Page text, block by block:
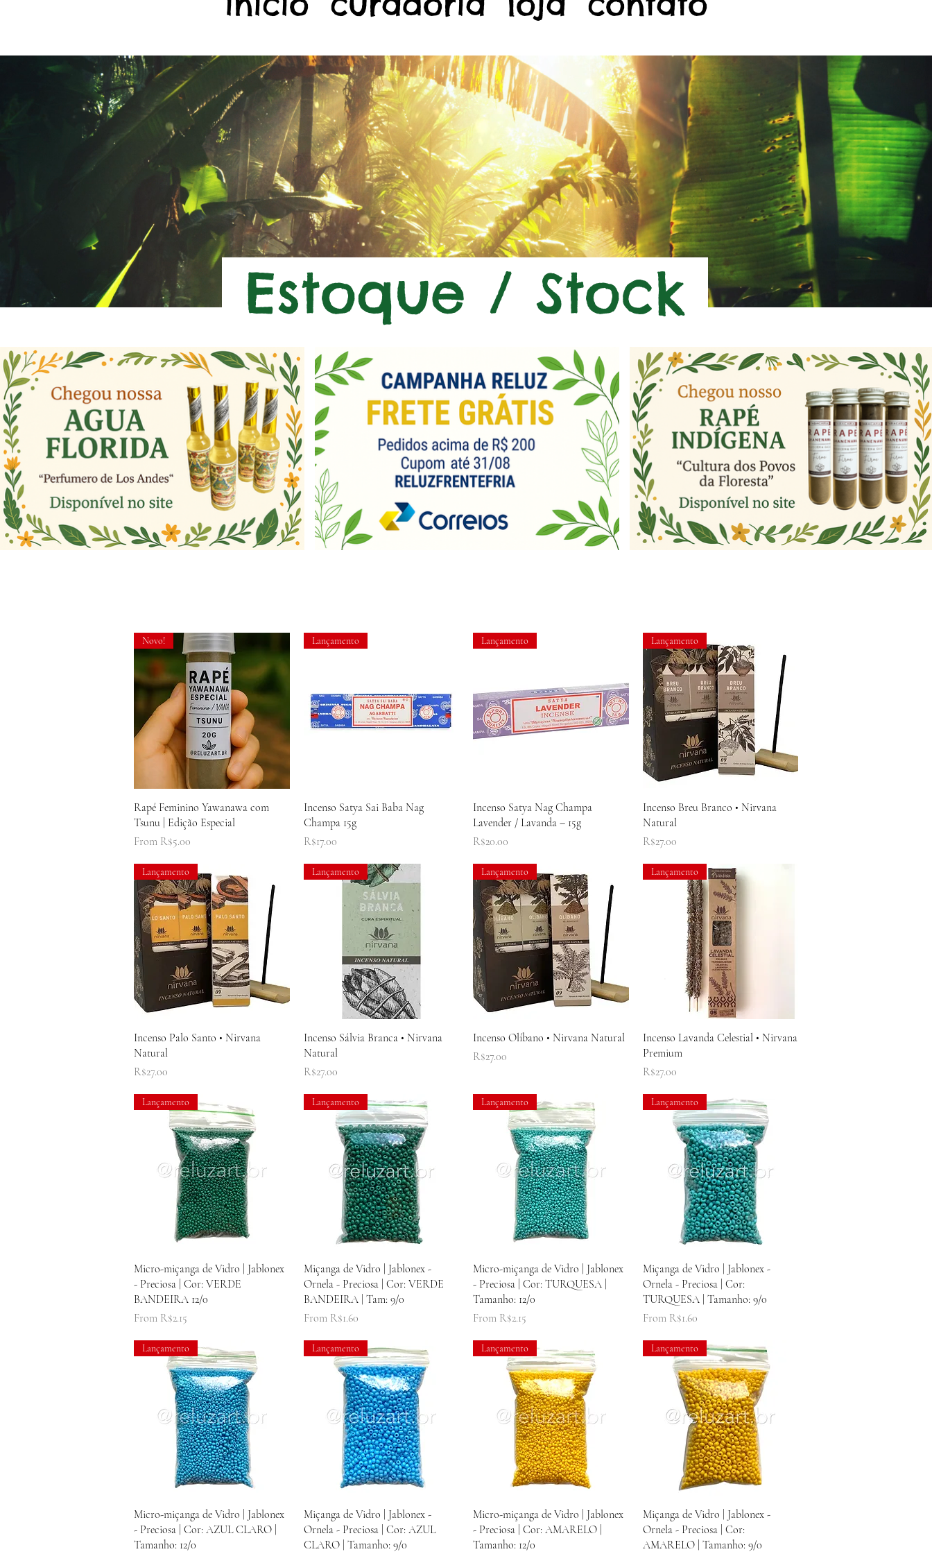
Estoque / Stock
Quick View
Novo!
Rapé Feminino Yawanawa com
Tsunu | Edição Especial
From R$5.00
Sale Price
Quick View
Lançamento
Incenso Satya Sai Baba Nag
Champa 15g
Price
R$17.00
Quick View
Lançamento
Incenso Satya Nag Champa
Lavender / Lavanda – 15g
Price
R$20.00
Quick View
Lançamento
Incenso Breu Branco • Nirvana
Natural
Price
R$27.00
Quick View
Lançamento
Incenso Palo Santo • Nirvana
Natural
Price
R$27.00
Quick View
Lançamento
Incenso Sálvia Branca • Nirvana
Natural
Price
R$27.00
Quick View
Lançamento
Incenso Olíbano • Nirvana Natural
Price
R$27.00
Quick View
Lançamento
Incenso Lavanda Celestial • Nirvana
Premium
Price
R$27.00
Quick View
Lançamento
Micro-miçanga de Vidro | Jablonex
- Preciosa | Cor: VERDE
BANDEIRA 12/0
From R$2.15
Sale Price
Quick View
Lançamento
Miçanga de Vidro | Jablonex -
Ornela - Preciosa | Cor: VERDE
BANDEIRA | Tam: 9/0
From R$1.60
Sale Price
Quick View
Lançamento
Micro-miçanga de Vidro | Jablonex
- Preciosa | Cor: TURQUESA |
Tamanho: 12/0
From R$2.15
Sale Price
Quick View
Lançamento
Miçanga de Vidro | Jablonex -
Ornela - Preciosa | Cor:
TURQUESA | Tamanho: 9/0
From R$1.60
Sale Price
Quick View
Lançamento
Micro-miçanga de Vidro | Jablonex
- Preciosa | Cor: AZUL CLARO |
Tamanho: 12/0
Quick View
Lançamento
Miçanga de Vidro | Jablonex -
Ornela - Preciosa | Cor: AZUL
CLARO | Tamanho: 9/0
Quick View
Lançamento
Micro-miçanga de Vidro | Jablonex
- Preciosa | Cor: AMARELO |
Tamanho: 12/0
Quick View
Lançamento
Miçanga de Vidro | Jablonex -
Ornela - Preciosa | Cor:
AMARELO | Tamanho: 9/0